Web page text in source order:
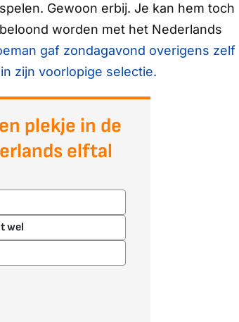
Gewoon erbij. Je kan hem toch
worden met het Nederlands
gaf zondagavond overigens zelf
zijn voorlopige selectie.
plekje in de
elftal
wel